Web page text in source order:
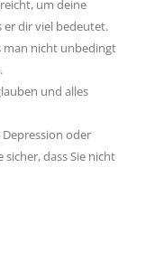
um deine
er dir viel bedeutet.
man nicht unbedingt
und alles
Depression oder
dass Sie nicht